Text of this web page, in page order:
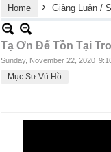
Home › Giảng Luận /
Tạ Ơn Để Tồn Tại
Sunday, November 22, 2020
Mục Sư Vũ Hồ